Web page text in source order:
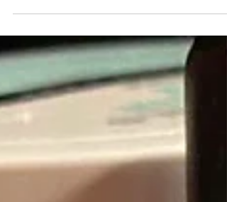
différentes. Défi relevé par l'IET.